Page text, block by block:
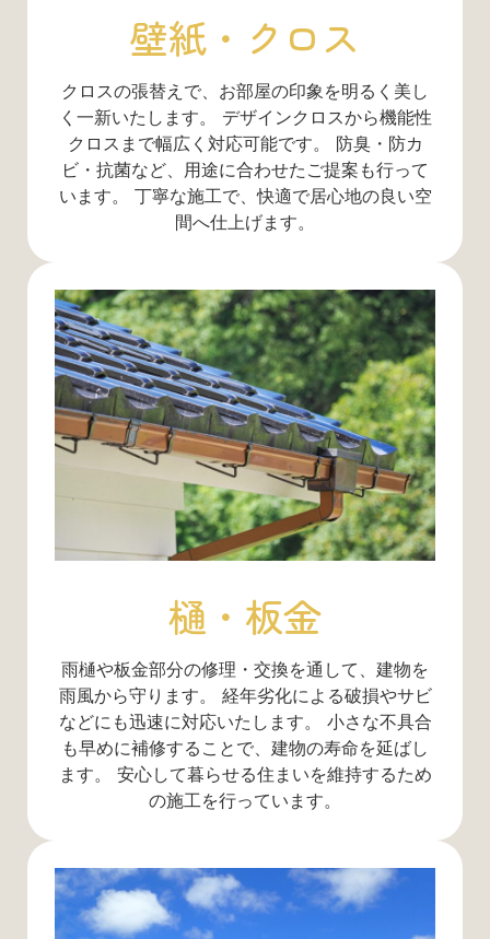
壁紙・クロス
クロスの張替えで、お部屋の印象を明るく美し
く一新いたします。 デザインクロスから機能性
クロスまで幅広く対応可能です。 防臭・防カ
ビ・抗菌など、用途に合わせたご提案も行って
います。 丁寧な施工で、快適で居心地の良い空
間へ仕上げます。
樋・板金
雨樋や板金部分の修理・交換を通して、建物を
雨風から守ります。 経年劣化による破損やサビ
などにも迅速に対応いたします。 小さな不具合
も早めに補修することで、建物の寿命を延ばし
ます。 安心して暮らせる住まいを維持するため
の施工を行っています。